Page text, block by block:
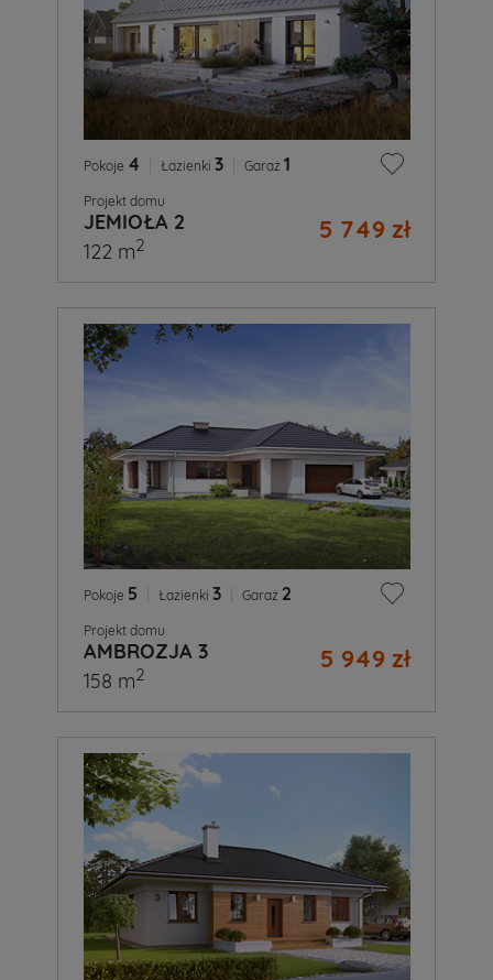
Pokoje 4 Łazienki 3 Garaż 1
Projekt domu
JEMIOŁA 2 5 749 zł
122 m2
Pokoje 5 Łazienki 3 Garaż 2
Projekt domu
AMBROZJA 3 5 949 zł
158 m2